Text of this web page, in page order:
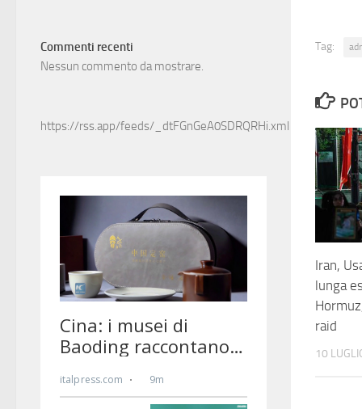
Tag:
Iran,
lunga
raid
10
Commenti recenti
Nessun commento da mostrare.
https://rss.app/feeds/_dtFGnGeA0SDRQRHi.xml